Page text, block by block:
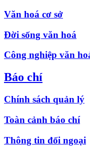
Văn hoá cơ sở
Đời sống văn hoá
Công nghiệp văn
Báo chí
Chính sách quản lý
Toàn cảnh báo chí
Thông tin đối ngoại